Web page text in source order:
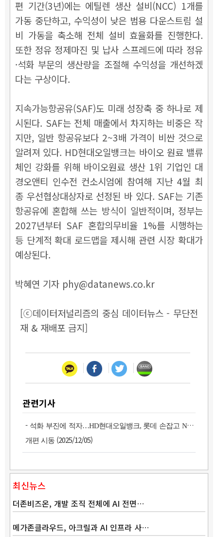
편 기간(3년)에는 에틸렌 생산 설비(NCC) 1개를
가동 중단하고, 수익성이 낮은 범용 다운스트림 설
비 가동을 축소해 전체 설비 효율화를 진행한다.
또한 정유 정제마진 및 납사 스프레드에 따라 정유
·석화 부문의 생산량을 조절해 수익성을 개선하겠
다는 구상이다.
지속가능항공유(SAF)도 미래 성장축 중 하나로 제
시된다. SAF는 전체 매출에서 차지하는 비중은 작
지만, 일반 항공유보다 2~3배 가격이 비싼 것으로
알려져 있다. HD현대오일뱅크는 바이오 원료 밸류
체인 강화를 위해 바이오원료 생산 1위 기업인 대
경오앤티 인수전 컨소시엄에 참여해 지난 4월 최
종 우선협상대상자로 선정된 바 있다. SAF는 기존
항공유에 혼합해 쓰는 방식이 일반적이며, 정부는
2027년부터 SAF 혼합의무비율 1%를 시행하는
등 단계적 확대 로드맵을 제시해 관련 시장 확대가
예상된다.
박혜연 기자 phy@datanews.co.kr
[ⓒ데이터저널리즘의 중심 데이터뉴스 - 무단전
재 & 재배포 금지]
관련기사
- 석화 부진에 적자…HD현대오일뱅크, 롯데 손잡고 NCC
개편 시동 (2025/12/05)
최신뉴스
더존비즈온, 개발 조직 전체에 AI 전면…
메가존클라우드, 아크릴과 AI 인프라 사…